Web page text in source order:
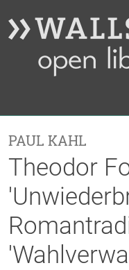
PAUL KAHL
Theodor